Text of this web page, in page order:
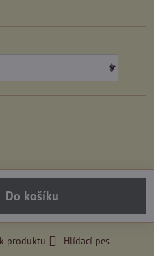
Do košíku
produktu
Hlídací pes